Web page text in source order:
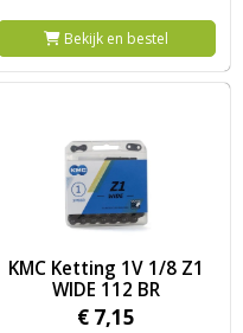
Bekijk en bestel
KMC Ketting 1V 1/8 Z1
WIDE 112 BR
€ 7,15